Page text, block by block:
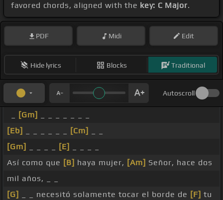
favored chords, aligned with the key: C Major.
PDF Midi Edit
Hide lyrics Blocks Traditional
Autoscroll
[Gm]
[Eb]
[Cm]
[Gm]
[E]
Así como que [B] haya mujer, [Am] Señor, hace dos
mil años, _ _
[G]
_ _ necesitó solamente tocar el borde de [F] tu